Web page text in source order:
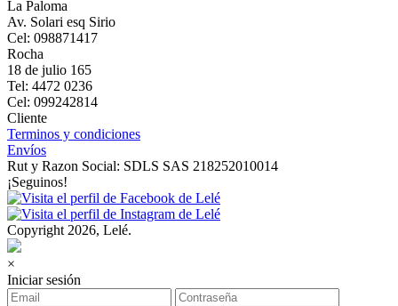
La Paloma
Av. Solari esq Sirio
Cel: 098871417
Rocha
18 de julio 165
Tel: 4472 0236
Cel: 099242814
Cliente
Terminos y condiciones
Envíos
Rut y Razon Social: SDLS SAS 218252010014
¡Seguinos!
Copyright 2026, Lelé.
×
Iniciar sesión